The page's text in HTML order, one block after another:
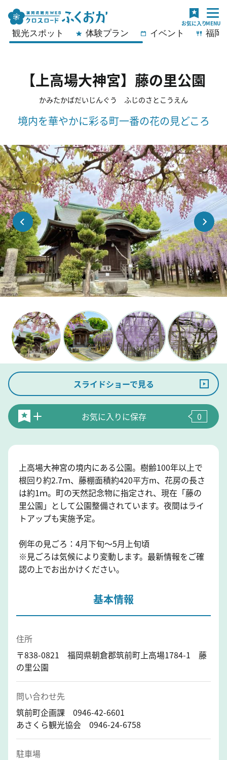
観光スポット 体験プラン イベント 福岡
【上高場大神宮】藤の里公園
かみたかばだいじんぐう ふじのさとこうえん
境内を華やかに彩る町一番の花の見どころ
スライドショーで見る
お気に入りに保存 0
上高場大神宮の境内にある公園。樹齢100年以上で
根回り約2.7ｍ、藤棚面積約420平方m、花房の長さ
は約1ｍ。町の天然記念物に指定され、現在「藤の
里公園」として公園整備されています。夜間はライ
トアップも実施予定。
例年の見ごろ：4月下旬～5月上旬頃
※見ごろは気候により変動します。最新情報をご確
認の上でお出かけください。
基本情報
住所
〒838-0821 福岡県朝倉郡筑前町上高場1784-1 藤
の里公園
問い合わせ先
筑前町企画課 0946-42-6601
あさくら観光協会 0946-24-6758
駐車場